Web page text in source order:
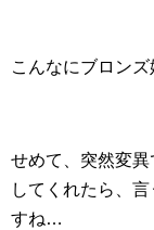
こんなにブロン
せめて、突然変
してくれたら、言
すね…